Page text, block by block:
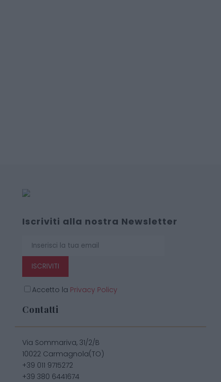
Iscriviti alla nostra Newsletter
ISCRIVITI
Accetto la Privacy Policy
Contatti
Via Sommariva, 31/2/B
10022 Carmagnola(TO)
+39 011 9715272
+39 380 6441674